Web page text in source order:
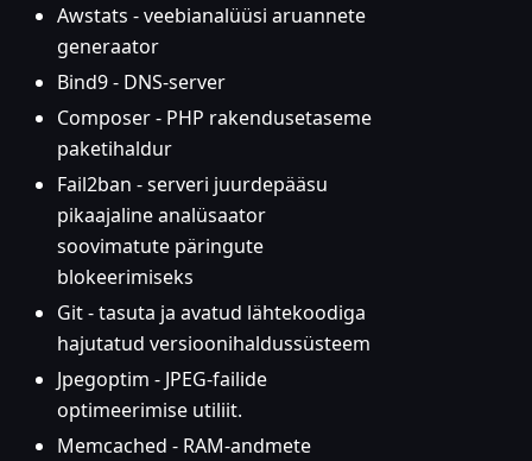
Awstats - veebianalüüsi aruannete
generaator
Bind9 - DNS-server
Composer - PHP rakendusetaseme
paketihaldur
Fail2ban - serveri juurdepääsu
pikaajaline analüsaator
soovimatute päringute
blokeerimiseks
Git - tasuta ja avatud lähtekoodiga
hajutatud versioonihaldussüsteem
Jpegoptim - JPEG-failide
optimeerimise utiliit.
Memcached - RAM-andmete